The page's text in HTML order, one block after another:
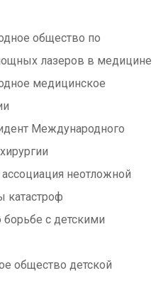
общество по
лазеров в медицине
медицинское
Международного
неотложной
борьбе с детскими
общество детской